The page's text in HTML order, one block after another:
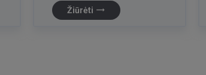
Žiūrėti trending_flat